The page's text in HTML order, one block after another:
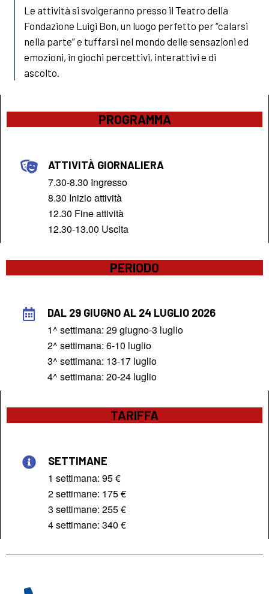
Le attività si svolgeranno presso il Teatro della
Fondazione Luigi Bon, un luogo perfetto per “calarsi
nella parte” e tuffarsi nel mondo delle sensazioni ed
emozioni, in giochi percettivi, interattivi e di
ascolto.
PROGRAMMA
ATTIVITÀ GIORNALIERA
7.30-8.30 Ingresso
8.30 Inizio attività
12.30 Fine attività
12.30-13.00 Uscita
PERIODO
DAL 29 GIUGNO AL 24 LUGLIO 2026
1^ settimana: 29 giugno-3 luglio
2^ settimana: 6-10 luglio
3^ settimana: 13-17 luglio
4^ settimana: 20-24 luglio
TARIFFA
SETTIMANE
1 settimana: 95 €
2 settimane: 175 €
3 settimane: 255 €
4 settimane: 340 €